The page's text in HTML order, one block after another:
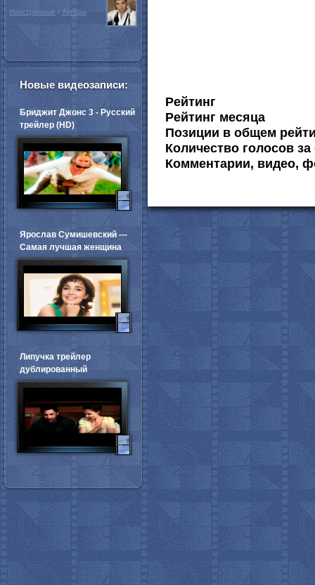
Рейтинг
Рейтинг месяца
Позиции в общем
Количество голосов за
Комментарии, видео,
Иностранные / Актёры
Новые видеозаписи:
Бриджит Джонс 3 - Русский
трейлер (HD)
Ярослав Сумишевский ---
Самая лучшая женщина
Липучка трейлер
дублированный